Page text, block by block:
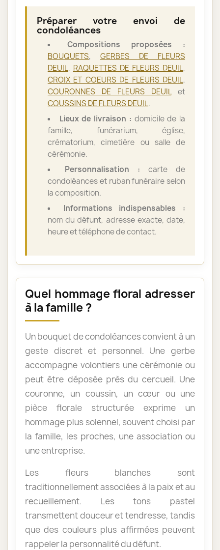
Préparer votre envoi de
condoléances
Compositions proposées :
BOUQUETS, GERBES DE FLEURS
DEUIL, RAQUETTES DE FLEURS DEUIL,
CROIX ET COEURS DE FLEURS DEUIL,
COURONNES DE FLEURS DEUILet
COUSSINS DE FLEURS DEUIL.
Lieux de livraison : domicile de la
famille, funérarium, église,
crématorium, cimetière ou salle de
cérémonie.
Personnalisation : carte de
condoléances et ruban funéraire selon
la composition.
Informations indispensables :
nom du défunt, adresse exacte, date,
heure et téléphone de contact.
Quel hommage floral adresser
à la famille ?
Un bouquet de condoléances convient à un
geste discret et personnel. Une gerbe
accompagne volontiers une cérémonie ou
peut être déposée près du cercueil. Une
couronne, un coussin, un cœur ou une
pièce florale structurée exprime un
hommage plus solennel, souvent choisi par
la famille, les proches, une association ou
une entreprise.
Les fleurs blanches sont
traditionnellement associées à la paix et au
recueillement. Les tons pastel
transmettent douceur et tendresse, tandis
que des couleurs plus affirmées peuvent
rappeler la personnalité du défunt.